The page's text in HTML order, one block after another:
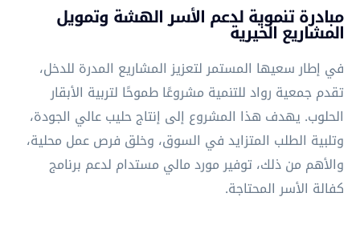
مبادرة تنموية لدعم الأسر الهشة وتمويل
المشاريع الخيرية
في إطار سعيها المستمر لتعزيز المشاريع المدرة للدخل،
تقدم جمعية رواد للتنمية مشروعًا طموحًا لتربية الأبقار
الحلوب. يهدف هذا المشروع إلى إنتاج حليب عالي الجودة،
وتلبية الطلب المتزايد في السوق، وخلق فرص عمل محلية،
والأهم من ذلك، توفير مورد مالي مستدام لدعم برنامج
كفالة الأسر المحتاجة.